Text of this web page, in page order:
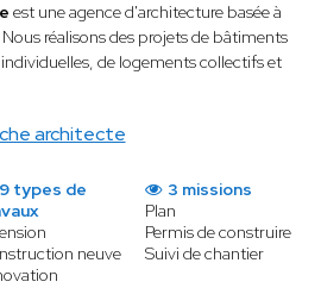
architecte
est une agence d'architecture basée à
réalisons des projets de bâtiments
de logements collectifs et
9 types de
neuve
3 missions
Plan
Permis de construire
Suivi de chantier